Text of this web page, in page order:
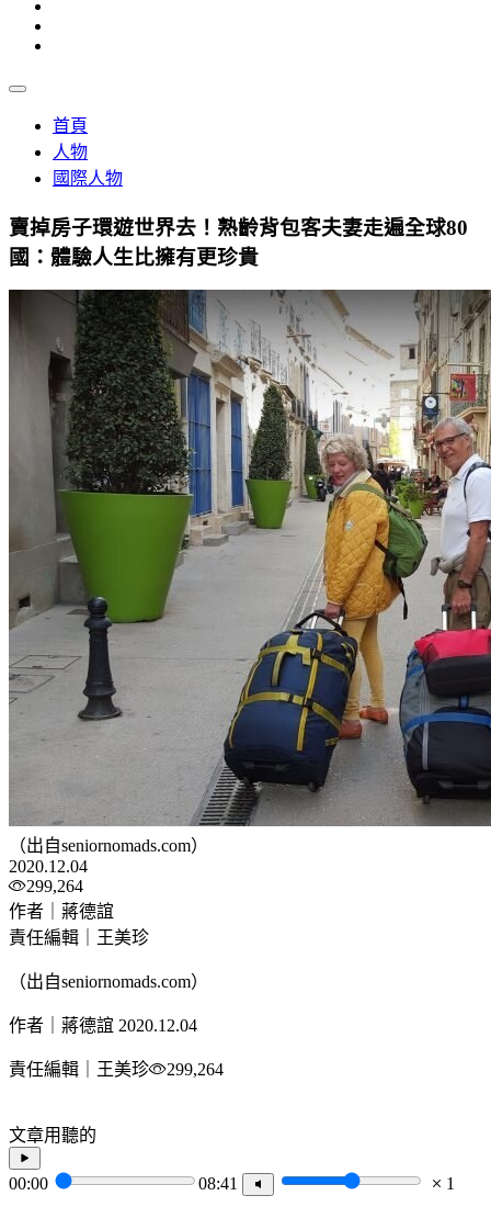
首頁
人物
國際人物
賣掉房子環遊世界去！熟齡背包客夫妻走遍全球80
國：體驗人生比擁有更珍貴
（出自seniornomads.com）
2020.12.04
299,264
作者｜蔣德誼
責任編輯｜王美珍
（出自seniornomads.com）
作者｜蔣德誼 2020.12.04
責任編輯｜王美珍 299,264
文章用聽的
00:00 08:41 1